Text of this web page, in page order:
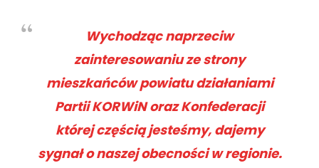
Wychodząc naprzeciw
zainteresowaniu ze strony
mieszkańców powiatu działaniami
Partii KORWiN oraz Konfederacji
której częścią jesteśmy, dajemy
sygnał o naszej obecności w regionie.